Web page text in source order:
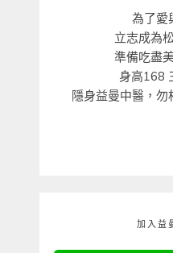
為了愛
立志成為
準備吃盡
身高168
隱身益曼中醫，
加入益